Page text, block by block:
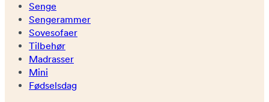
Senge
Sengerammer
Sovesofaer
Tilbehør
Madrasser
Mini
Fødselsdag